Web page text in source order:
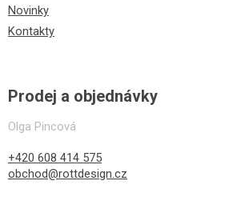
Novinky
Kontakty
Prodej a objednávky
Olga Pincová
+420 608 414 575
obchod@rottdesign.cz